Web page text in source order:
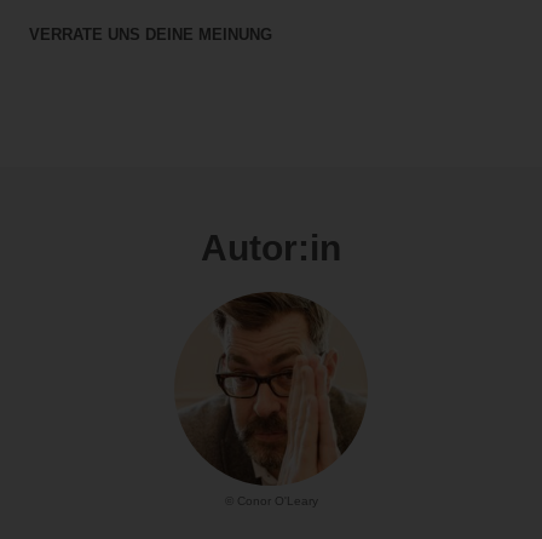
VERRATE UNS DEINE MEINUNG
Autor:in
© Conor O'Leary